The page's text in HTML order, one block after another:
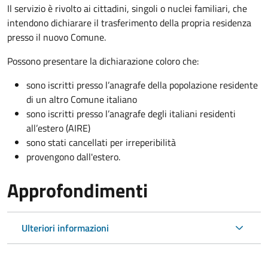
Il servizio è rivolto ai cittadini, singoli o nuclei familiari, che
intendono dichiarare il trasferimento della propria residenza
presso il nuovo Comune.
Possono presentare la dichiarazione coloroche:
sono iscritti presso l’anagrafe della popolazione residente
di un altro Comune italiano
sono iscritti presso l’anagrafe degli italiani residenti
all’estero (AIRE)
sono stati cancellati per irreperibilità
provengono dall'estero.
Approfondimenti
Ulteriori informazioni